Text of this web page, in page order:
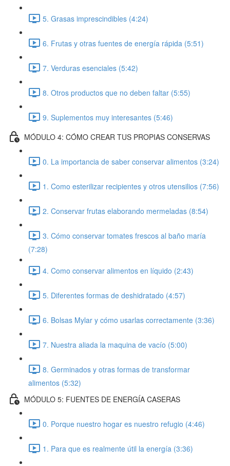
5. Grasas imprescindibles (4:24)
6. Frutas y otras fuentes de energía rápida (5:51)
7. Verduras esenciales (5:42)
8. Otros productos que no deben faltar (5:55)
9. Suplementos muy interesantes (5:46)
MÓDULO 4: CÓMO CREAR TUS PROPIAS CONSERVAS
0. La importancia de saber conservar alimentos (3:24)
1. Como esterilizar recipientes y otros utensilios (7:56)
2. Conservar frutas elaborando mermeladas (8:54)
3. Cómo conservar tomates frescos al baño maría
(7:28)
4. Como conservar alimentos en líquido (2:43)
5. Diferentes formas de deshidratado (4:57)
6. Bolsas Mylar y cómo usarlas correctamente (3:36)
7. Nuestra aliada la maquina de vacío (5:00)
8. Germinados y otras formas de transformar
alimentos (5:32)
MÓDULO 5: FUENTES DE ENERGÍA CASERAS
0. Porque nuestro hogar es nuestro refugio (4:46)
1. Para que es realmente útil la energía (3:36)